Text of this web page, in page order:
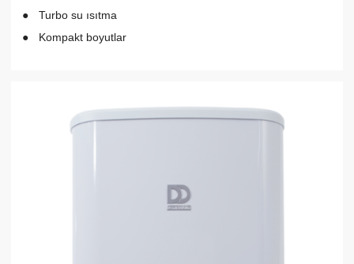
Turbo su ısıtma
Kompakt boyutlar